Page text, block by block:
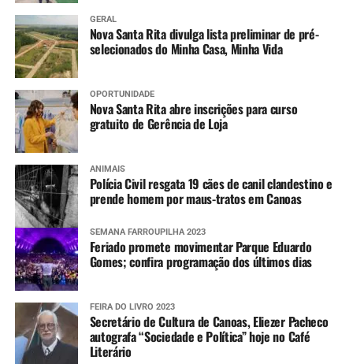
GERAL
Nova Santa Rita divulga lista preliminar de pré-
selecionados do Minha Casa, Minha Vida
OPORTUNIDADE
Nova Santa Rita abre inscrições para curso
gratuito de Gerência de Loja
ANIMAIS
Polícia Civil resgata 19 cães de canil clandestino e
prende homem por maus-tratos em Canoas
SEMANA FARROUPILHA 2023
Feriado promete movimentar Parque Eduardo
Gomes; confira programação dos últimos dias
FEIRA DO LIVRO 2023
Secretário de Cultura de Canoas, Eliezer Pacheco
autografa “Sociedade e Política” hoje no Café
Literário